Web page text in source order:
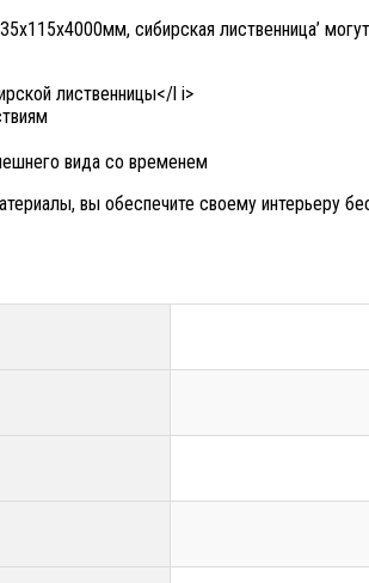
сибирская лиственница’
лиственницы</l i>
вида со временем
вы обеспечите своему интерьеру